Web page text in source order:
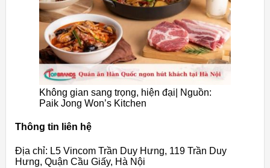
Không gian sang trọng, hiện đại| Nguồn:
Paik Jong Won’s Kitchen
Thông tin liên hệ
Địa chỉ: L5 Vincom Trần Duy Hưng, 119 Trần Duy
Hưng, Quận Cầu Giấy, Hà Nội